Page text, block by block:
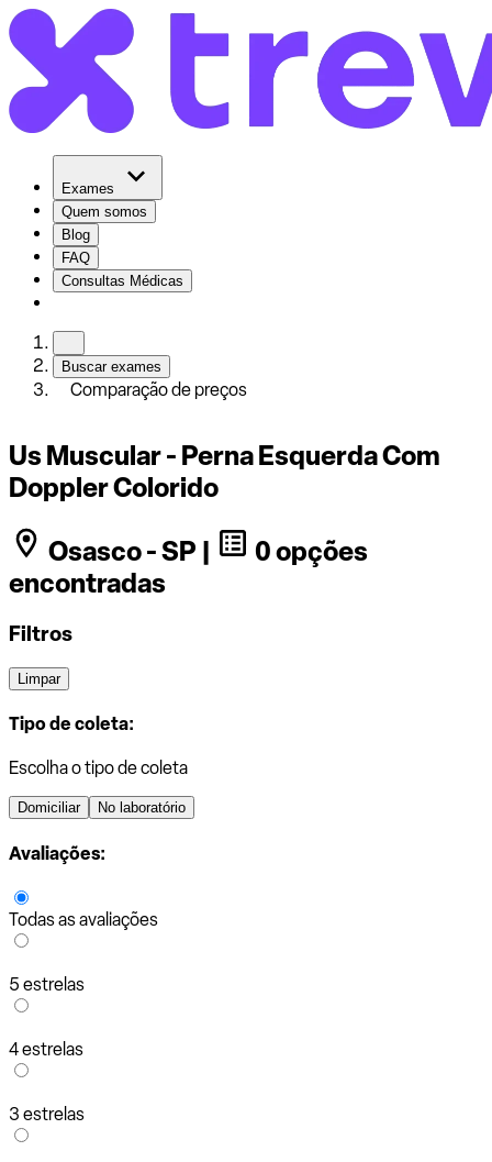
Exames
Quem somos
Blog
FAQ
Consultas Médicas
Buscar exames
Comparação de preços
Us Muscular - Perna Esquerda Com
Doppler Colorido
Osasco - SP |
0 opções
encontradas
Filtros
Limpar
Tipo de coleta:
Escolha o tipo de coleta
Domiciliar No laboratório
Avaliações:
Todas as avaliações
5 estrelas
4 estrelas
3 estrelas